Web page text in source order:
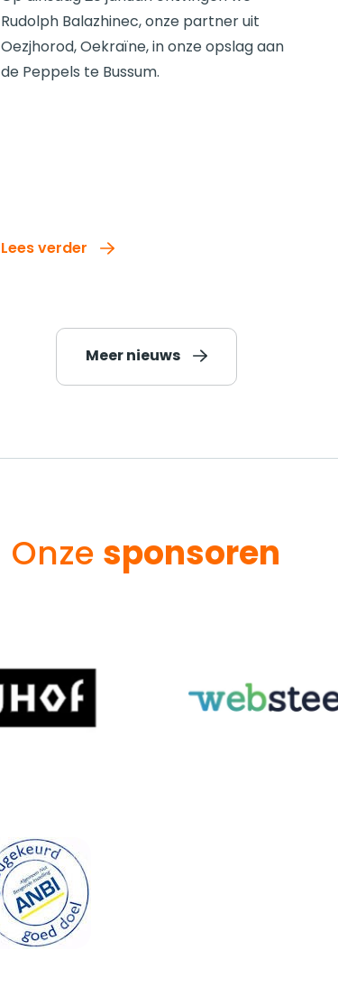
Rudolph Balazhinec, onze partner uit
Oezjhorod, Oekraïne, in onze opslag aan
de Peppels te Bussum.
Lees verder
Meer nieuws
Onze sponsoren